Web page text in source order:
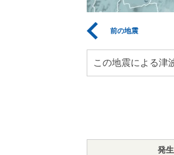
前の地震
この地震による津
発